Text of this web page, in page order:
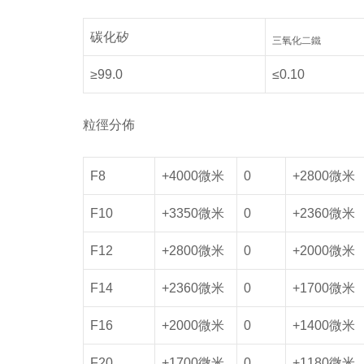
碳化矽 三氧化二鐵
≥99.0 ≤0.10
粒徑分佈
F8 +4000微米 0 +2800微米
F10 +3350微米 0 +2360微米
F12 +2800微米 0 +2000微米
F14 +2360微米 0 +1700微米
F16 +2000微米 0 +1400微米